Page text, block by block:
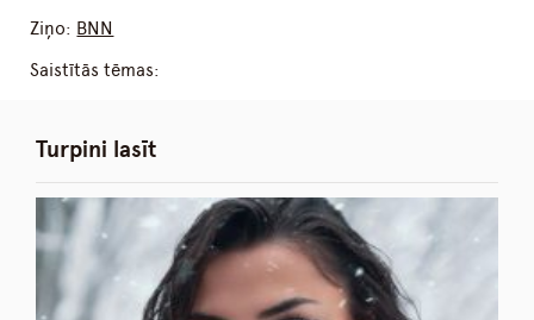
Ziņo: BNN
Saistītās tēmas:
Turpini lasīt